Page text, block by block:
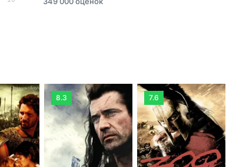
8.3 7.6